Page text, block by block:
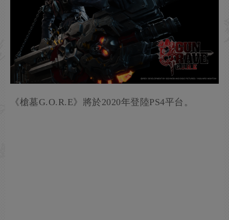
《槍墓G.O.R.E》將於2020年登陸PS4平台。